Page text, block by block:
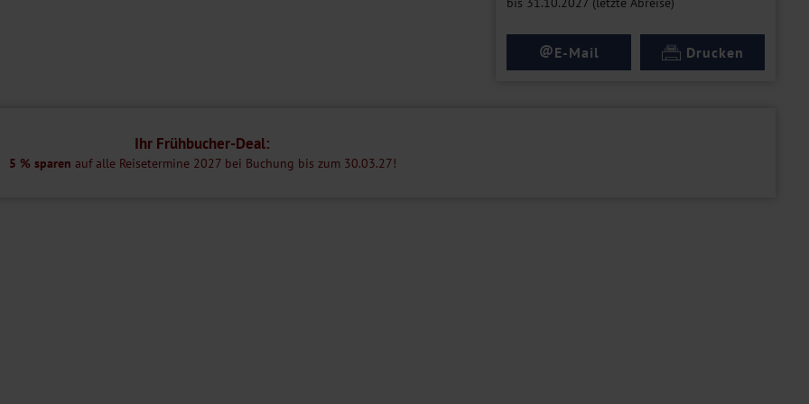
@E-Mail Drucken
Ihr Frühbucher-Deal:
5 % sparen auf alle Reisetermine 2027 bei Buchung bis zum 30.03.27!